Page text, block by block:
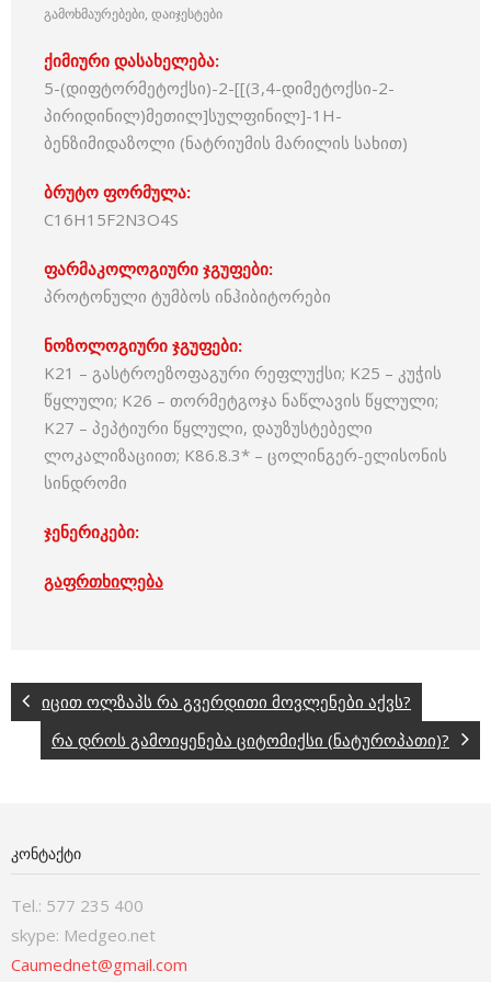
გამოხმაურებები, დაიჯესტები
ქიმიური დასახელება:
5-(დიფტორმეტოქსი)-2-[[(3,4-დიმეტოქსი-2-
პირიდინილ)მეთილ]სულფინილ]-1H-
ბენზიმიდაზოლი (ნატრიუმის მარილის სახით)
ბრუტო ფორმულა:
C16H15F2N3O4S
ფარმაკოლოგიური ჯგუფები:
პროტონული ტუმბოს ინჰიბიტორები
ნოზოლოგიური ჯგუფები:
K21 – გასტროეზოფაგური რეფლუქსი; K25 – კუჭის
წყლული; K26 – თორმეტგოჯა ნაწლავის წყლული;
K27 – პეპტიური წყლული, დაუზუსტებელი
ლოკალიზაციით; K86.8.3* – ცოლინგერ-ელისონის
სინდრომი
ჯენერიკები:
გაფრთხილება
იცით ოლზაპს რა გვერდითი მოვლენები აქვს?
რა დროს გამოიყენება ციტომიქსი (ნატუროპათი)?
ᲙᲝᲜᲢᲐᲥᲢᲘ
Tel.: 577 235 400
skype: Medgeo.net
Caumednet@gmail.com